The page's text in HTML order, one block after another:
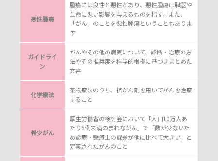
悪性腫瘍
腫瘍には良性と悪性があり、悪性腫瘍は臓器や
生命に悪い影響を与えるものを指す。また、
「がん」のことを悪性腫瘍ということもありま
す
ガイドライ
ン
がんやその他の病気について、診断・治療の方
法やその推奨度を科学的根拠に基づきまとめた
文書
化学療法
薬物療法のうち、抗がん剤を用いてがんを治療
すること
希少がん
厚生労働省の検討会において「人口10万人あ
たり6例未満のまれながん」で「数が少ないた
め診療・受療上の課題が他に比べて大きい」と
定義されたがんのこと